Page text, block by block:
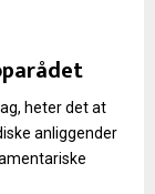
heter det at
anliggender